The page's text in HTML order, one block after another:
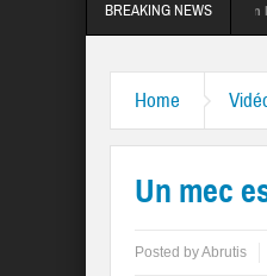
BREAKING NEWS
La fête des couleurs en Inde
Home
Un mec
Posted byAbrutis